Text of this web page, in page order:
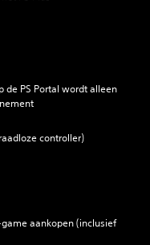
de PS Portal wordt alleen
controller)
aankopen (inclusief